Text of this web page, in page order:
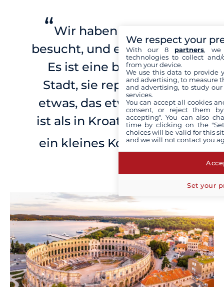
“Wir haben auch Pula
besucht, und es lohnt sich!
Es ist eine besondere
Stadt, sie repräsentiert
etwas, das etwas anders
ist als in Kroatien: Es gibt
ein kleines Kolosseum!”
We respect your
With our 8 partners, we
technologies to collect
from your device.
We use this data to provide
and advertising, to measure
and advertising, to study
services.
You can accept all cookies
consent, or reject them
accepting". You can also
time by clicking on the
choices will be valid for this
and we will not contact you
Set your